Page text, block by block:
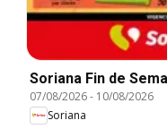
Soriana Fin de
07/08/2026- 10/08/2026
Soriana